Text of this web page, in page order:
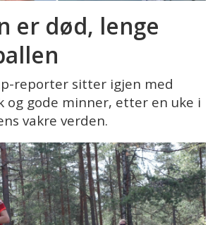
er død, lenge
reporter sitter igjen med
og gode minner, etter en uke i
vakre verden.